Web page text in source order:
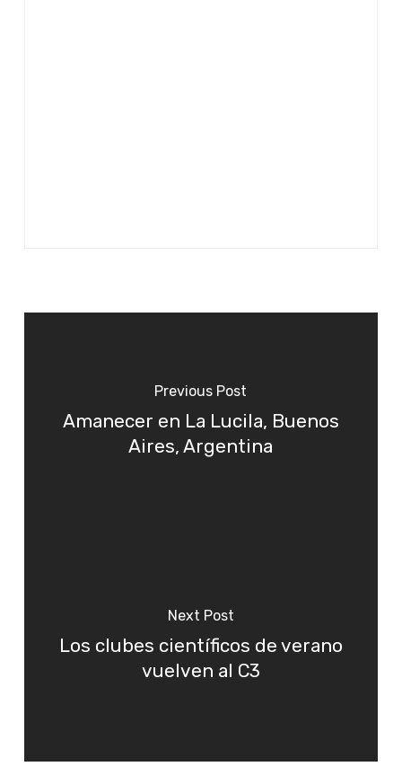
Previous Post
Amanecer en La Lucila, Buenos
Aires, Argentina
Next Post
Los clubes científicos de verano
vuelven al C3